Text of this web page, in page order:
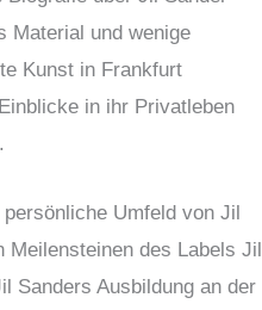
Material und wenige
Kunst in Frankfurt
in ihr Privatleben
Umfeld von Jil
Meilensteinen des Labels Jil
Sanders Ausbildung an der